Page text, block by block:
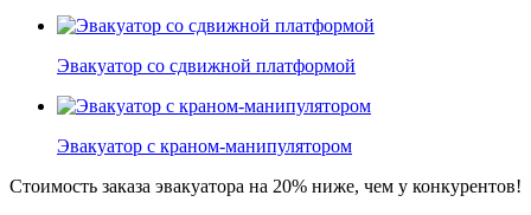
Эвакуатор со сдвижной платформой
Эвакуатор с краном-манипулятором
Стоимость заказа эвакуатора на 20% ниже, чем у конкурентов!